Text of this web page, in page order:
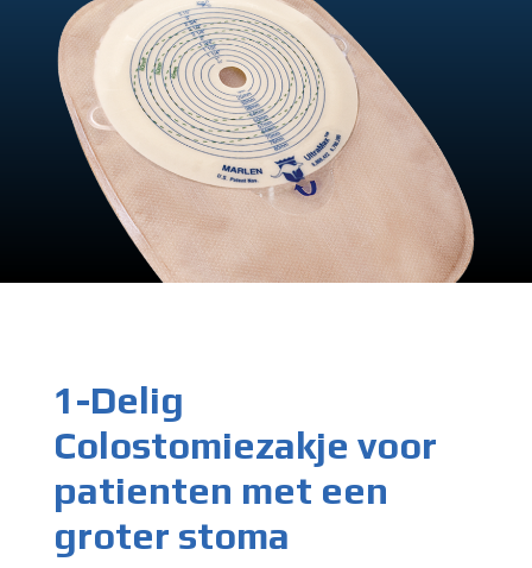
1-Delig
Colostomiezakje voor
patienten met een
groter stoma